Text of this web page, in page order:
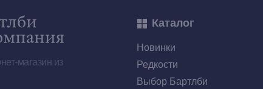
магазин из
Каталог
Выбор Бартлби
Редкости
Новинки